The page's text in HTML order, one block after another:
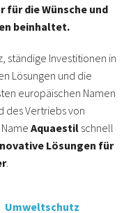
für die Wünsche und
beinhaltet.
ständige Investitionen in
Lösungen und die
europäischen Namen
des Vertriebs von
Aquaestil schnell
Lösungen für
.
Umweltschutz